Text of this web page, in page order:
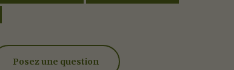
Posez une question